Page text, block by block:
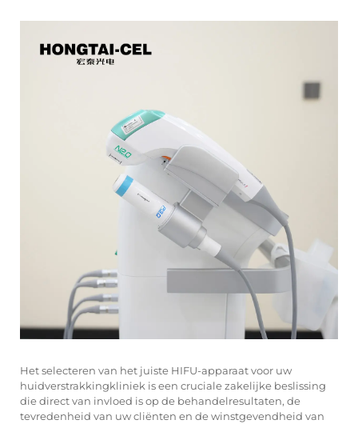
Het selecteren van het juiste HIFU-apparaat voor uw
huidverstrakkingkliniek is een cruciale zakelijke beslissing
die direct van invloed is op de behandelresultaten, de
tevredenheid van uw cliënten en de winstgevendheid van